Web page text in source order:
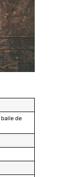
baile de